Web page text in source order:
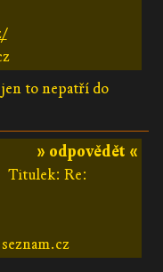
to nepatří do
» odpovědět «
Titulek: Re: